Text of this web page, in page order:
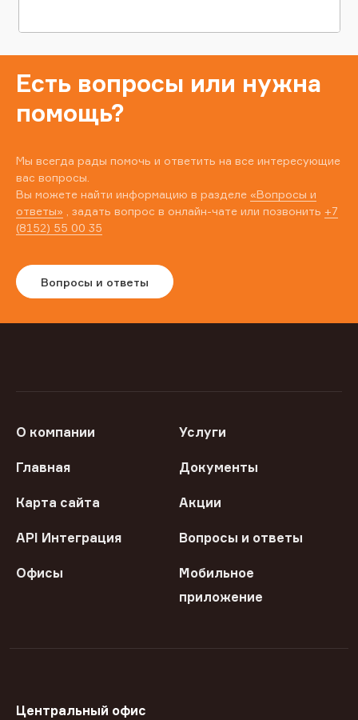
Есть вопросы или нужна
помощь?
Мы всегда рады помочь и ответить на все интересующие
вас вопросы.
Вы можете найти информацию в разделе «Вопросы и
ответы» , задать вопрос в онлайн-чате или позвонить +7
(8152) 55 00 35
Вопросы и ответы
О компании Услуги
Главная Документы
Карта сайта Акции
API Интеграция Вопросы и ответы
Офисы
Мобильное
приложение
Центральный офис